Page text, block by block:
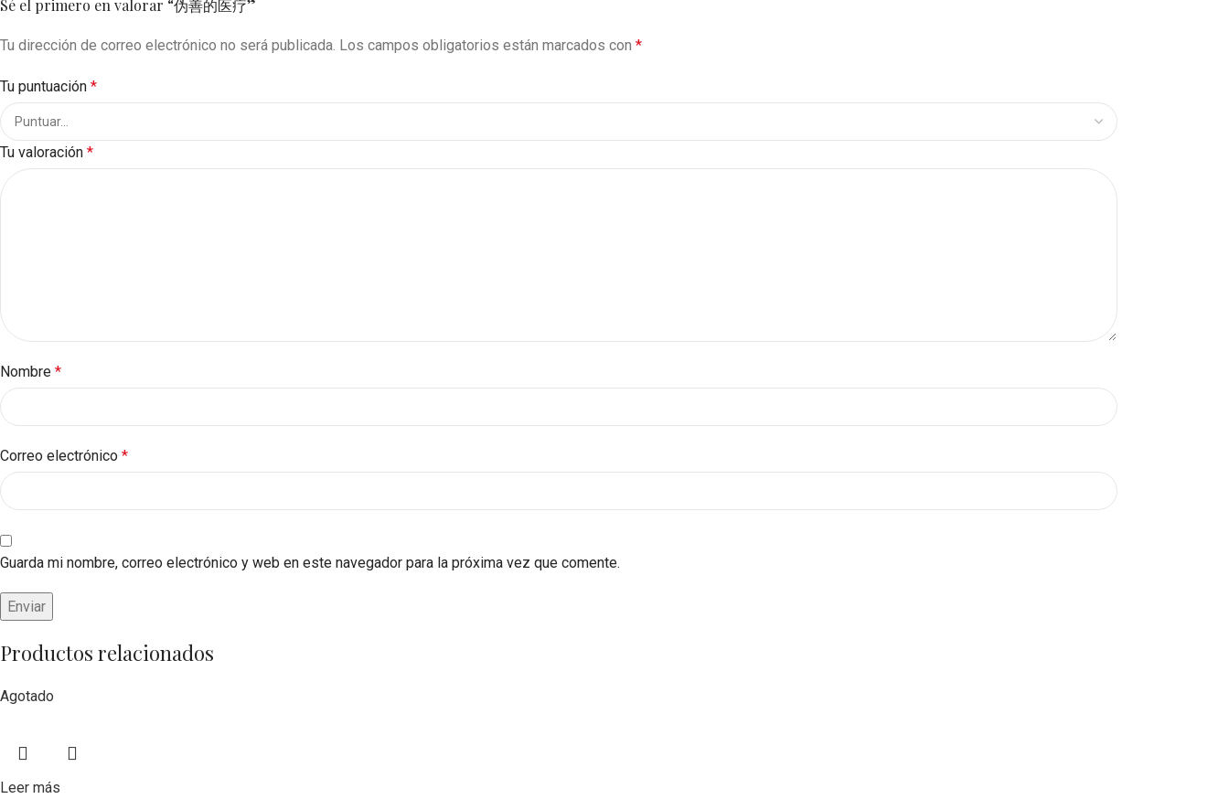
Sé el primero en valorar “伪善的医疗”
Tu dirección de correo electrónico no será publicada. Los campos obligatorios están marcados con *
Tu puntuación *
Tu valoración *
Nombre *
Correo electrónico *
Guarda mi nombre, correo electrónico y web en este navegador para la próxima vez que comente.
Productos relacionados
Agotado
Leer más